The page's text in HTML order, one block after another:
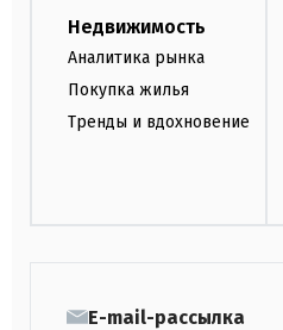
Недвижимость
Аналитика рынка
Покупка жилья
Тренды и вдохновение
E-mail-рассылка